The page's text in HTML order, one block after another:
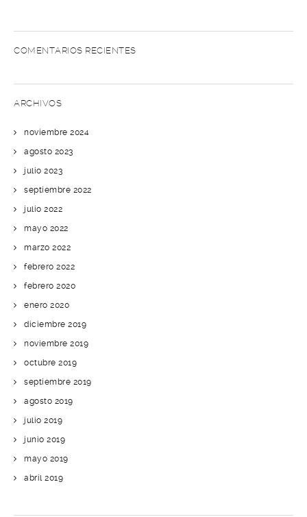
COMENTARIOS RECIENTES
ARCHIVOS
noviembre 2024
agosto 2023
julio 2023
septiembre 2022
julio 2022
mayo 2022
marzo 2022
febrero 2022
febrero 2020
enero 2020
diciembre 2019
noviembre 2019
octubre 2019
septiembre 2019
agosto 2019
julio 2019
junio 2019
mayo 2019
abril 2019